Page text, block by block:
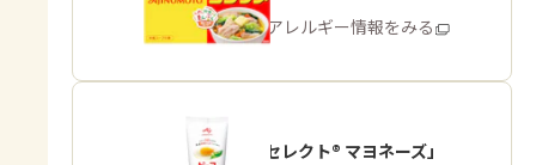
商品・アレルギー情報をみる
「ピュアセレクト® マヨネーズ」